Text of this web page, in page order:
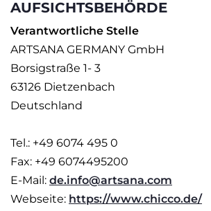
AUFSICHTSBEHÖRDE
Verantwortliche Stelle
ARTSANA GERMANY GmbH
Borsigstraße 1- 3
63126 Dietzenbach
Deutschland
Tel.: +49 6074 495 0
Fax: +49 6074495200
E-Mail: de.info@artsana.com
Webseite: https://www.chicco.de/